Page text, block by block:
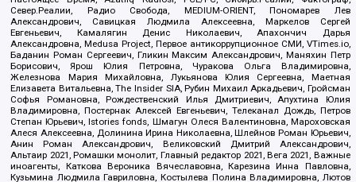
Север.Реалии, Радио Свобода, MEDIUM-ORIENT, Пономарев Лев
Александрович, Савицкая Людмила Алексеевна, Маркелов Сергей
Евгеньевич, Камалягин Денис Николаевич, Апахончич Дарья
Александровна, Medusa Project, Первое антикоррупционное СМИ, VTimes.io,
Баданин Роман Сергеевич, Гликин Максим Александрович, Маняхин Петр
Борисович, Ярош Юлия Петровна, Чуракова Ольга Владимировна,
Железнова Мария Михайловна, Лукьянова Юлия Сергеевна, Маетная
Елизавета Витальевна, The Insider SIA, Рубин Михаил Аркадьевич, Гройсман
Софья Романовна, Рождественский Илья Дмитриевич, Апухтина Юлия
Владимировна, Постернак Алексей Евгеньевич, Телеканал Дождь, Петров
Степан Юрьевич, Istories fonds, Шмагун Олеся Валентиновна, Мароховская
Алеся Алексеевна, Долинина Ирина Николаевна, Шлейнов Роман Юрьевич,
Анин Роман Александрович, Великовский Дмитрий Александрович,
Альтаир 2021, Ромашки монолит, Главный редактор 2021, Вега 2021, Важные
иноагенты, Каткова Вероника Вячеславовна, Карезина Инна Павловна,
Кузьмина Людмила Гавриловна, Костылева Полина Владимировна, Лютов